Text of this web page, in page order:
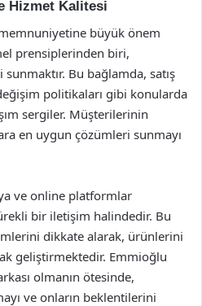
Hizmet Kalitesi
büyük önem
prensiplerinden biri,
Bu bağlamda, satış
politikaları gibi konularda
sergiler. Müşterilerinin
en uygun çözümleri sunmayı
ve online platformlar
bir iletişim halindedir. Bu
dikkate alarak, ürünlerini
geliştirmektedir. Emmioğlu
olmanın ötesinde,
ve onların beklentilerini